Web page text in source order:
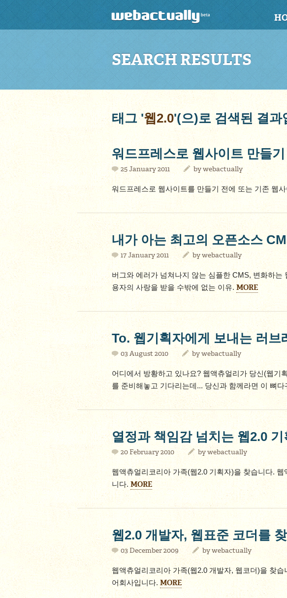
SEARCH RESULTS
태그 '웹2.0'(으)로 검색된 결과
워드프레스로 웹사이트 만들
25 January 2011 bywebactually
워드프레스로 웹사이트를 만들기 전에 또는 기존 웹
내가 아는 최고의 오픈소스
17 January 2011 bywebactually
버그와 에러가 넘쳐나지 않는 심플한 CMS, 변화하
용자의 사랑을 받을 수밖에 없는 이유. MORE
To. 웹기획자에게 보내는 러브
03 August 2010 bywebactually
어디에서 방황하고 있나요? 웹액츄얼리가 당신(웹기
를 준비해놓고 기다리는데... 당신과 함께라면 이 뼈
열정과 책임감 넘치는 웹2.0
20 February 2010 bywebactually
웹액츄얼리코리아 가족(웹2.0 기획자)을 찾습니다.
니다. MORE
웹2.0 개발자, 웹표준 코더를
03 December 2009 bywebactually
웹액츄얼리코리아 가족(웹2.0 개발자, 웹코더)을 찾
어회사입니다. MORE